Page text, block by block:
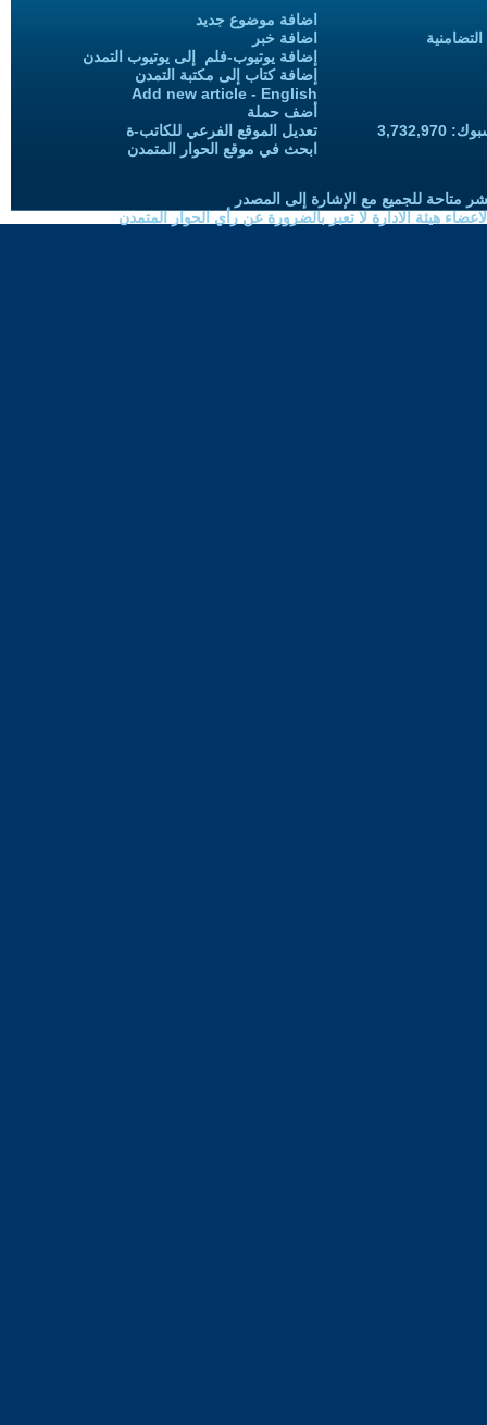
اضافة موضوع جديد
اضافة خبر
إضافة يوتيوب-فلم إلى يوتيوب التمدن
إضافة كتاب إلى مكتبة التمدن
Add new article - English
أضف حملة
تعديل الموقع الفرعي للكاتب-ة
ابحث في موقع الحوار المتمدن
متاحة للجميع مع الإشارة إلى المصدر
هيئة الادارة لا تعبر بالضرورة عن رأي الحوار المتمدن